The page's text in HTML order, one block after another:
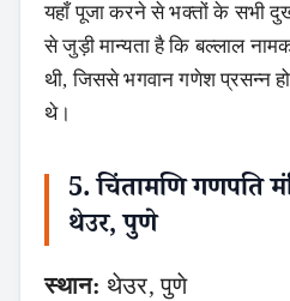
यहाँ पूजा करने से भक्तों के सभी
से जुड़ी मान्यता है कि बल्लाल
थी, जिससे भगवान गणेश प्रसन्न
थे।
5. चिंतामणि गणपति
थेउर, पुणे
स्थान: थेउर, पुणे